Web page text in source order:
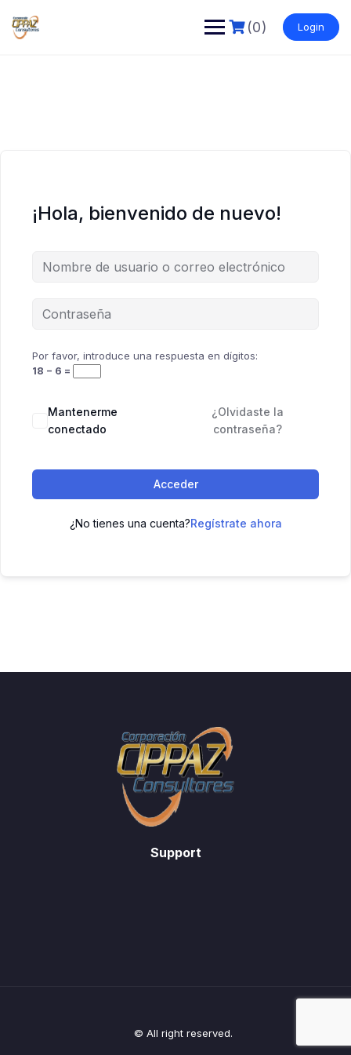
contenido
(0) Login
¡Hola, bienvenido de nuevo!
Por favor, introduce una respuesta en dígitos:
18 − 6 =
Mantenerme
conectado
¿Olvidaste la
contraseña?
Acceder
¿No tienes una cuenta?Regístrate ahora
Support
© All right reserved.